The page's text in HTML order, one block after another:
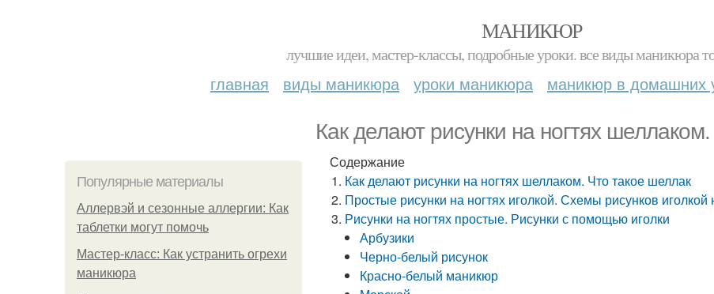
МАНИКЮР
лучшие идеи, мастер-классы, подробные уроки. все виды маникюра
главная виды маникюра уроки маникюра маникюр в домашних
Как делают рисунки на ногтях
Популярные материалы
Аллервэй и сезонные аллергии: Как
таблетки могут помочь
Мастер-класс: Как устранить огрехи
маникюра
Содержание
Как делают рисунки на ногтях шеллаком. Что такое шеллак
Простые рисунки на ногтях иголкой. Схемы рисунков иголкой
Рисунки на ногтях простые. Рисунки с помощью иголки
Арбузики
Черно-белый рисунок
Красно-белый маникюр